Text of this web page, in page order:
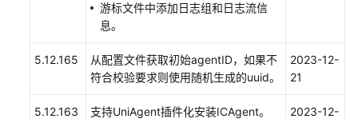
文
更
游标文件中添加日志组和日志流信
息。
5.12.165
从配置文件获取初始agentID，如果不
符合校验要求则使用随机生成的uuid。
2023-12-
21
5.12.163 支持UniAgent插件化安装ICAgent。
2023-12-